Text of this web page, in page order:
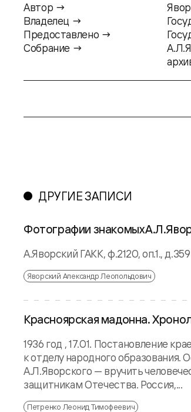
Автор →
Владелец →
Предоставлено →
Собрание →
ДРУГИЕ ЗАПИСИ
Фотографии знакомых
А.Яворский ГАКК, ф.2120, оп.1., д.359
Яворский Александр Леопольдович
Красноярская мадонна.
1936 год , 17.01. Постановление
к отделу народного образования.
А.Л.Яворского — вручить
защитникам Отечества. Россия,...
Петренко Леонид Тимофеевич